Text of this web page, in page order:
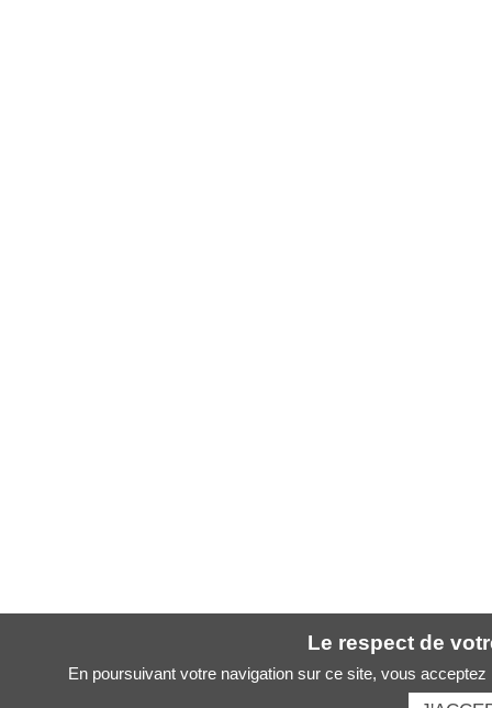
Le respect de
En poursuivant votre navigation sur ce site, vous